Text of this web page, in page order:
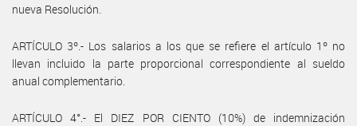
nueva Resolución.
ARTÍCULO 3º.- Los salarios a los que se refiere el artículo 1º no
llevan incluido la parte proporcional correspondiente al sueldo
anual complementario.
ARTÍCULO 4°.- El DIEZ POR CIENTO (10%) de indemnización